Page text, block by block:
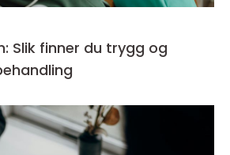
Slik finner du trygg og